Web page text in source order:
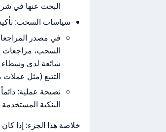
البحث عنها في
سياسات السحب:
السحب، مراجعات
التتبع (مثل
نصيحة عملية:
البنكية